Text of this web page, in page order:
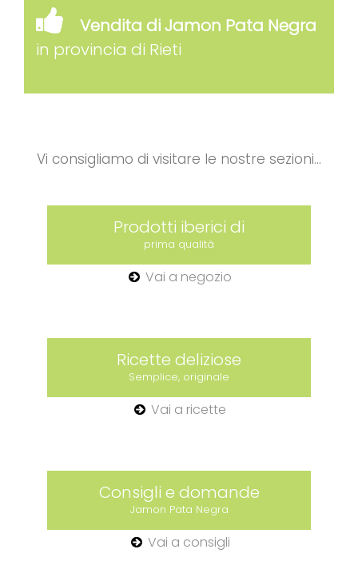
Vendita di Jamon Pata Negra
in provincia di Rieti
Vi consigliamo di visitare le nostre sezioni...
Prodotti iberici di
prima qualità
Vai a negozio
Ricette deliziose
Semplice, originale
Vai a ricette
Consigli e domande
Jamon Pata Negra
Vai a consigli